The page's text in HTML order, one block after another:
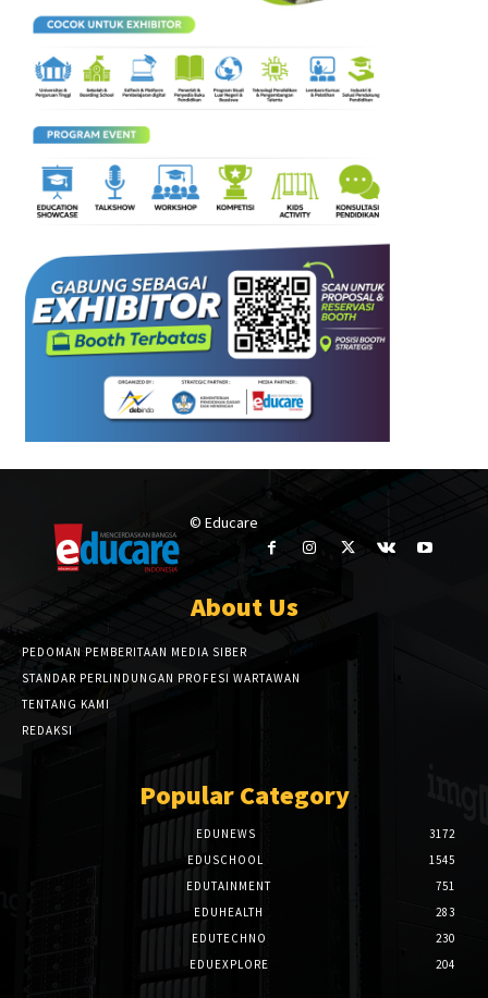
© Educare
About Us
PEDOMAN PEMBERITAAN MEDIA SIBER
STANDAR PERLINDUNGAN PROFESI WARTAWAN
TENTANG KAMI
REDAKSI
Popular Category
EDUNEWS
3172
EDUSCHOOL
1545
EDUTAINMENT
751
EDUHEALTH
283
EDUTECHNO
230
EDUEXPLORE
204